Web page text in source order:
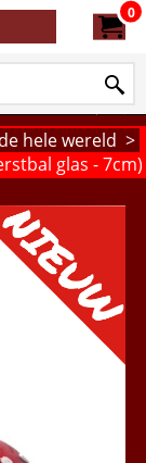
0
hele wereld >
glas - 7cm)